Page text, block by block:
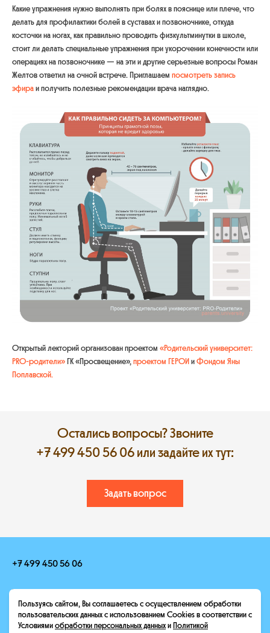
Какие упражнения нужно выполнять при болях в пояснице или плече, что
делать для профилактики болей в суставах и позвоночнике, откуда
косточки на ногах, как правильно проводить физкультминутки в школе,
стоит ли делать специальные упражнения при укорочении конечности или
операциях на позвоночнике — на эти и другие серьезные вопросы Роман
Желтов ответил на очной встрече. Приглашаем посмотреть запись
эфираи получить полезные рекомендации врача наглядно.
Открытый лекторий организован проектом «Родительский университет:
PRO-родители»ГК «Просвещение», проектом ГЕРОИиФондом Яны
Поплавской.
Остались вопросы? Звоните
+7 499 450 56 06или задайте их тут:
Задать вопрос
+7 499 450 56 06
hello@heroescamp.ru
Москва, Конный переулок, 12
Пользуясь сайтом, Вы соглашаетесь с осуществлением обработки
пользовательских данных с использованием Cookies в соответствии с
Условиямиобработки персональных данныхиПолитикой